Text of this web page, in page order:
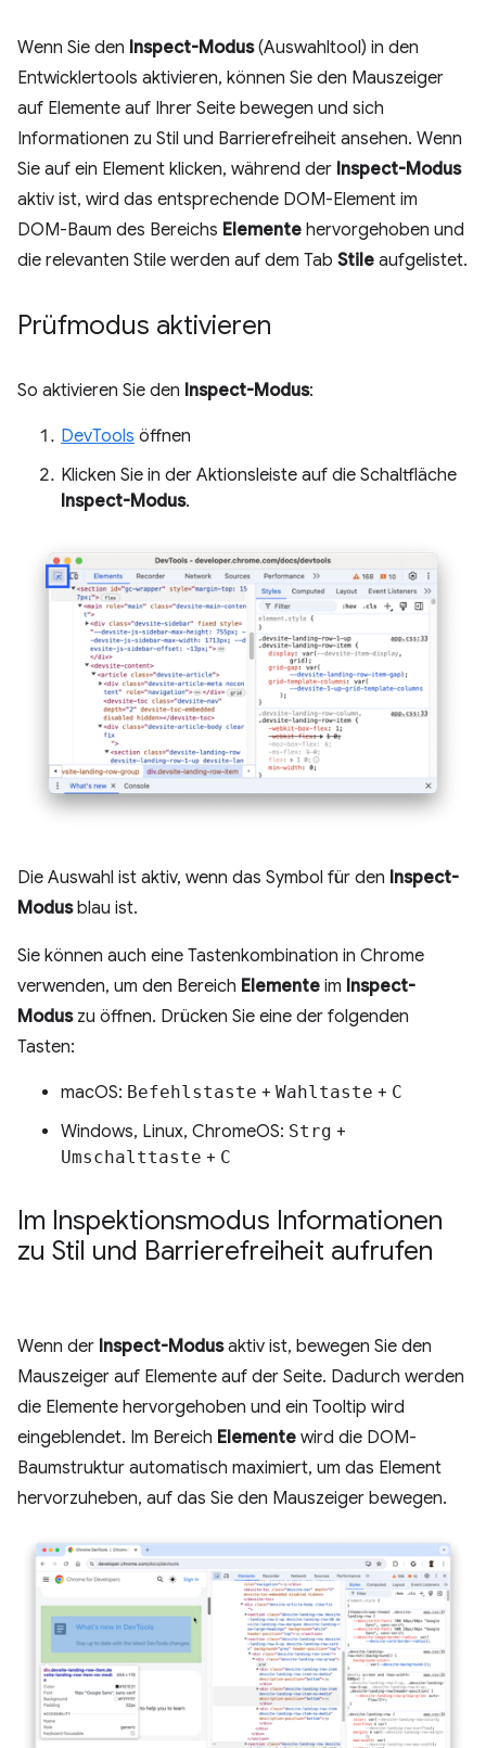
Wenn Sie den Inspect-Modus(Auswahltool) in den
Entwicklertools aktivieren, können Sie den Mauszeiger
auf Elemente auf Ihrer Seite bewegen und sich
Informationen zu Stil und Barrierefreiheit ansehen. Wenn
Sie auf ein Element klicken, während der Inspect-Modus
aktiv ist, wird das entsprechende DOM-Element im
DOM-Baum des Bereichs Elemente hervorgehoben und
die relevanten Stile werden auf dem Tab Stile aufgelistet.
Prüfmodus aktivieren
So aktivieren Sie den Inspect-Modus:
DevTools öffnen
Klicken Sie in der Aktionsleiste auf die Schaltfläche
Inspect-Modus.
Die Auswahl ist aktiv, wenn das Symbol für den Inspect-
Modusblau ist.
Sie können auch eine Tastenkombination in Chrome
verwenden, um den Bereich Elemente im Inspect-
Moduszu öffnen. Drücken Sie eine der folgenden
Tasten:
macOS: Befehlstaste + Wahltaste + C
Windows, Linux, ChromeOS: Strg +
Umschalttaste + C
Im Inspektionsmodus Informationen
zu Stil und Barrierefreiheit aufrufen
Wenn der Inspect-Modusaktiv ist, bewegen Sie den
Mauszeiger auf Elemente auf der Seite. Dadurch werden
die Elemente hervorgehoben und ein Tooltip wird
eingeblendet. Im Bereich Elemente wird die DOM-
Baumstruktur automatisch maximiert, um das Element
hervorzuheben, auf das Sie den Mauszeiger bewegen.